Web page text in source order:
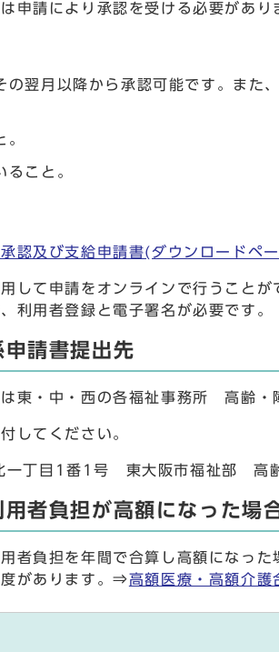
申請により承認を受ける必要があり
の翌月以降から承認可能です。また
こと。
認及び支給申請書(ダウンロードペ
して申請をオンラインで行うことが
利用者登録と電子署名が必要です。
請書提出先
東・中・西の各福祉事務所 高齢・
してください。
丁目1番1号 東大阪市福祉部 高
者負担が高額になった場
者負担を年間で合算し高額になった
があります。⇒高額医療・高額介護